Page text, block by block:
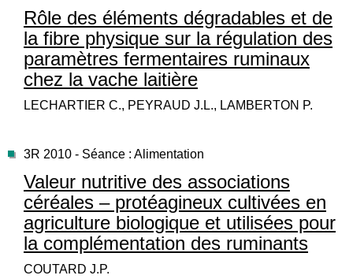
Rôle des éléments dégradables et de
la fibre physique sur la régulation des
paramètres fermentaires ruminaux
chez la vache laitière
LECHARTIER C., PEYRAUD J.L., LAMBERTON P.
3R 2010 - Séance : Alimentation
Valeur nutritive des associations
céréales – protéagineux cultivées en
agriculture biologique et utilisées pour
la complémentation des ruminants
COUTARD J.P.